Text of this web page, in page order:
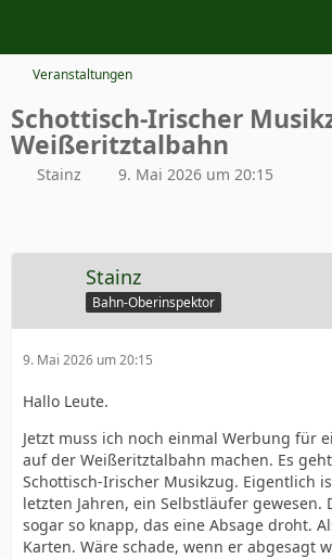
Veranstaltungen
Schottisch-Irischer
Weißeritztalbahn
Stainz 9. Mai 2026 um 20:15
Stainz
Bahn-Oberinspektor
9. Mai 2026 um 20:15
Hallo Leute.
Jetzt muss ich noch einmal Werbung für
auf der Weißeritztalbahn machen. Es
Schottisch-Irischer Musikzug. Eigentlich
letzten Jahren, ein Selbstläufer gewesen.
sogar so knapp, das eine Absage droht.
Karten. Wäre schade, wenn er abgesagt